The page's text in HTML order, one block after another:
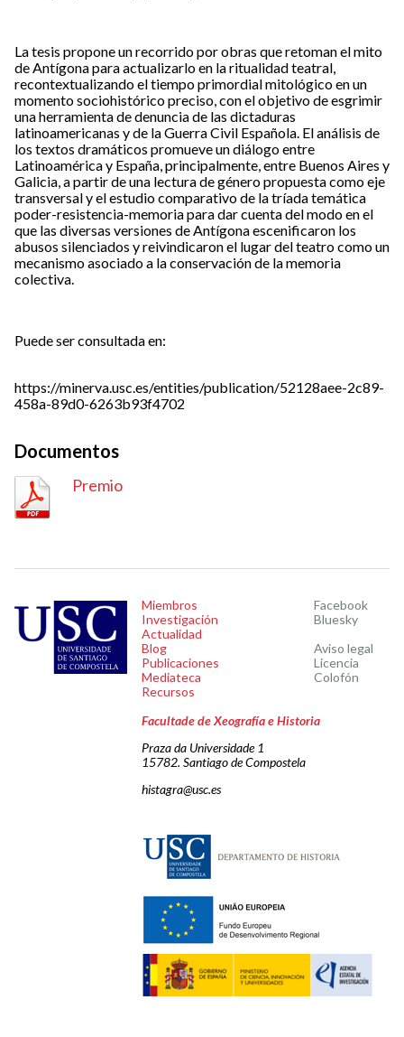
La tesis propone un recorrido por obras que retoman el mito
de Antígona para actualizarlo en la ritualidad teatral,
recontextualizando el tiempo primordial mitológico en un
momento sociohistórico preciso, con el objetivo de esgrimir
una herramienta de denuncia de las dictaduras
latinoamericanas y de la Guerra Civil Española. El análisis de
los textos dramáticos promueve un diálogo entre
Latinoamérica y España, principalmente, entre Buenos Aires y
Galicia, a partir de una lectura de género propuesta como eje
transversal y el estudio comparativo de la tríada temática
poder-resistencia-memoria para dar cuenta del modo en el
que las diversas versiones de Antígona escenificaron los
abusos silenciados y reivindicaron el lugar del teatro como un
mecanismo asociado a la conservación de la memoria
colectiva.
Puede ser consultada en:
https://minerva.usc.es/entities/publication/52128aee-2c89-
458a-89d0-6263b93f4702
Documentos
Premio
Miembros
Investigación
Actualidad
Blog
Publicaciones
Mediateca
Recursos
Facebook
Bluesky
Aviso legal
Licencia
Colofón
Facultade de Xeografía e Historia
Praza da Universidade 1
15782. Santiago de Compostela
histagra@usc.es